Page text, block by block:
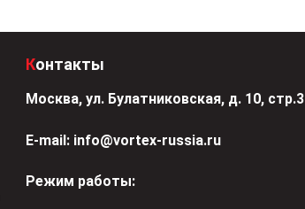
Контакты
Москва, ул. Булатниковская, д. 10, стр.3
Е-mail: info@vortex-russia.ru
Режим работы: